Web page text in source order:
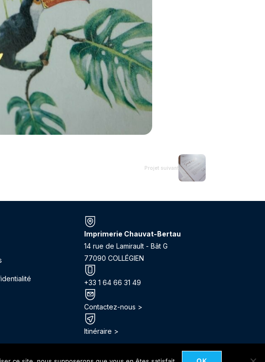
Projet suivant
Imprimerie Chauvat-Bertau
14 rue de Lamirault - Bât G
77090 COLLÉGIEN
+33 1 64 66 31 49
Contactez-nous >
Itinéraire >